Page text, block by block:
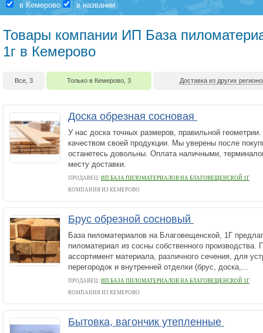
в Кемерово в названии
Товары компании ИП База
1г в Кемерово
Все, 3 Только в Кемерово, 3 Доставка из других
Доска обрезная сосновая
У нас доска точных размеров, правильной
качеством своей продукции. Мы уверены после
останетесь довольны. Оплата наличными,
месту доставки.
ПРОДАВЕЦ: ИП БАЗА ПИЛОМАТЕРИАЛОВ НА БЛАГОВЕЩЕНСКОЙ 1Г
КОМПАНИЯ ИЗ КЕМЕРОВО
Брус обрезной сосновый
База пиломатериалов на Благовещенской, 1Г
пиломатериал из сосны собственного производства.
ассортимент материала, различного сечения, для
перегородок и внутренней отделки (брус, доска,...
ПРОДАВЕЦ: ИП БАЗА ПИЛОМАТЕРИАЛОВ НА БЛАГОВЕЩЕНСКОЙ 1Г
КОМПАНИЯ ИЗ КЕМЕРОВО
Бытовка, вагончик утепленные